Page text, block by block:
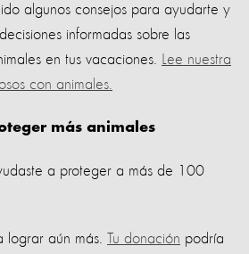
algunos consejos para ayudarte y
informadas sobre las
en tus vacaciones.
Lee nuestra
con animales.
más animales
a proteger a más de 100
lograr aún más. Tu donación podría